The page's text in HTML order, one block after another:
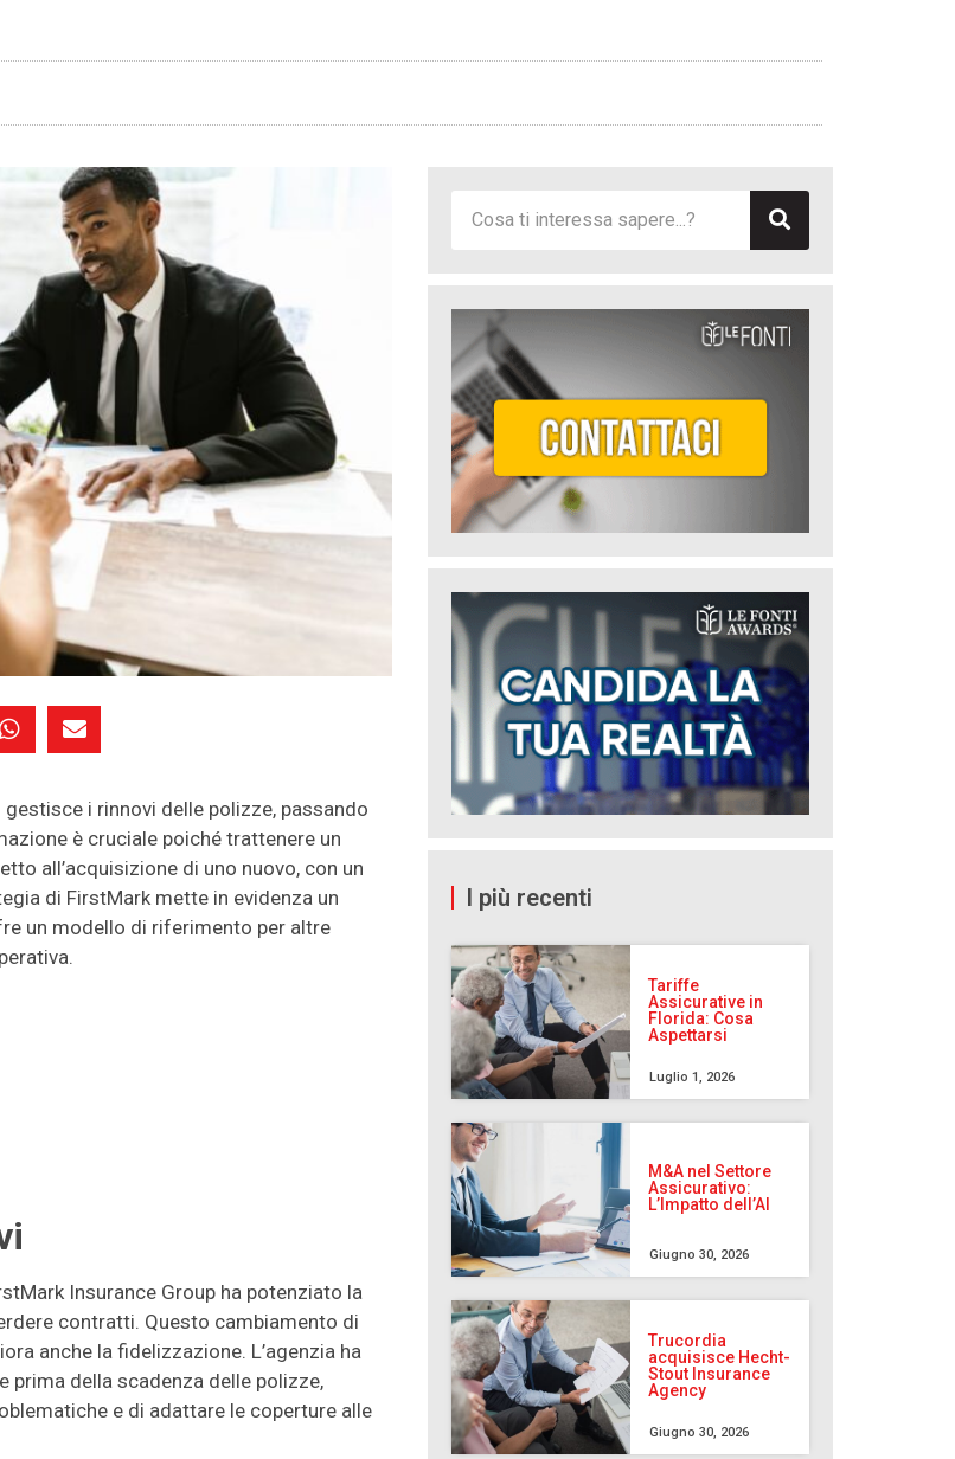
i rinnovi delle polizze, passando
è cruciale poiché trattenere un
all’acquisizione di uno nuovo, con un
di FirstMark mette in evidenza un
un modello di riferimento per altre
Insurance Group ha potenziato la
contratti. Questo cambiamento di
anche la fidelizzazione. L’agenzia ha
della scadenza delle polizze,
e di adattare le coperture alle
I più recenti
Tariffe
Assicurative in
Florida: Cosa
Aspettarsi
Luglio 1, 2026
M&A nel Settore
Assicurativo:
L’Impatto dell’AI
Giugno 30, 2026
Trucordia
acquisisce Hecht-
Stout Insurance
Agency
Giugno 30, 2026